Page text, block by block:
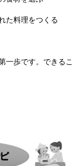
た料理をつくる
一歩です。できるこ